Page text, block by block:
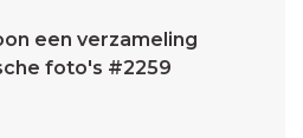
een verzameling
foto's #2259